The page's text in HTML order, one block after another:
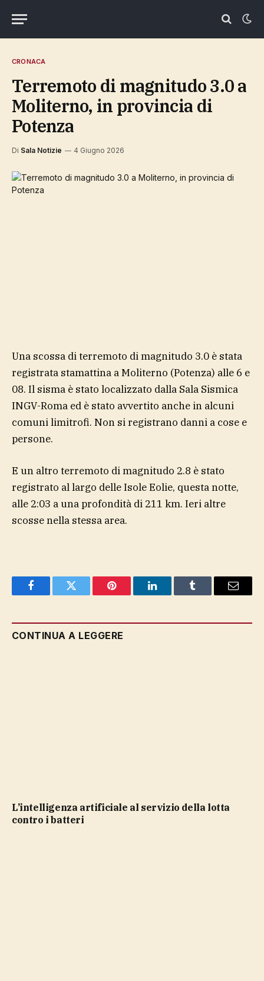
CRONACA
Terremoto di magnitudo 3.0 a
Moliterno, in provincia di
Potenza
Di Sala Notizie 4 Giugno 2026
Una scossa di terremoto di magnitudo 3.0 è stata
registrata stamattina a Moliterno (Potenza) alle 6 e
08. Il sisma è stato localizzato dalla Sala Sismica
INGV-Roma ed è stato avvertito anche in alcuni
comuni limitrofi. Non si registrano danni a cose e
persone.
E un altro terremoto di magnitudo 2.8 è stato
registrato al largo delle Isole Eolie, questa notte,
alle 2:03 a una profondità di 211 km. Ieri altre
scosse nella stessa area.
FacebookTwitter Pinterest LinkedInTumblr Email
CONTINUA A LEGGERE
L’intelligenza artificiale al servizio della lotta
contro i batteri